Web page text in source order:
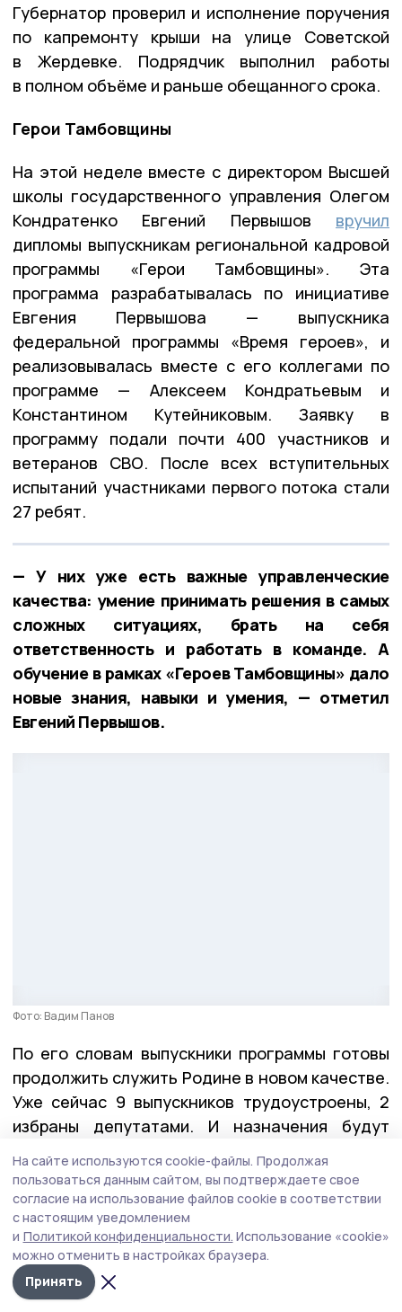
Губернатор проверил и исполнение поручения
по капремонту крыши на улице Советской
в Жердевке. Подрядчик выполнил работы
в полном объёме и раньше обещанного срока.
Герои Тамбовщины
На этой неделе вместе с директором Высшей
школы государственного управления Олегом
Кондратенко Евгений Первышов вручил
дипломы выпускникам региональной кадровой
программы «Герои Тамбовщины». Эта
программа разрабатывалась по инициативе
Евгения Первышова — выпускника
федеральной программы «Время героев», и
реализовывалась вместе с его коллегами по
программе — Алексеем Кондратьевым и
Константином Кутейниковым. Заявку в
программу подали почти 400 участников и
ветеранов СВО. После всех вступительных
испытаний участниками первого потока стали
27 ребят.
— У них уже есть важные управленческие
качества: умение принимать решения в самых
сложных ситуациях, брать на себя
ответственность и работать в команде. А
обучение в рамках «Героев Тамбовщины» дало
новые знания, навыки и умения, — отметил
Евгений Первышов.
Фото: Вадим Панов
По его словам выпускники программы готовы
продолжить служить Родине в новом качестве.
Уже сейчас 9 выпускников трудоустроены, 2
избраны депутатами. И назначения будут
— Хочу поблагодарить всех создателей нашей
программы, экспертов и наставников, членов
Общественного совета. Благодаря им ребята
не только получили всю необходимую
На сайте используются cookie-файлы. Продолжая
пользоваться данным сайтом, вы подтверждаете свое
согласие на использование файлов cookie в соответствии
с настоящим уведомлением
и Политикой конфиденциальности. Использование «cookie»
можно отменить в настройках браузера.
Принять